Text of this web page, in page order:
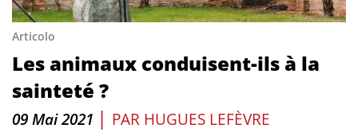
Articolo
Les animaux conduisent-ils à la
sainteté ?
09 Mai 2021 | PAR HUGUES LEFÈVRE